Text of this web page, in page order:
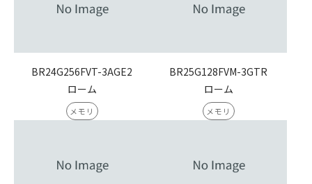
BR24G256FVT-3AGE2
ローム
メモリ
BR25G128FVM-3GTR
ローム
メモリ